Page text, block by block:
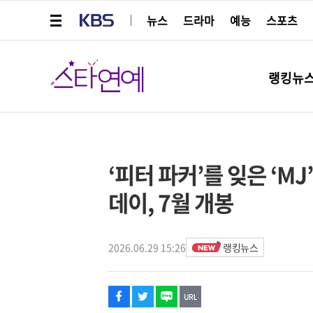
뉴스
드라마 예능 스포츠
스타연예
랭킹뉴
‘피터 파커’를 잊은
데이, 7월 개봉
2026.06.29 15:26 랭킹뉴스
페이스북
트위터
네이버
URL복사
글씨 작게보기
글씨 크게보기